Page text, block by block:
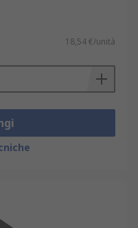
18,54 €/unità